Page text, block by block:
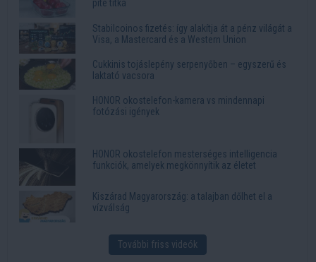
pite titka
Stabilcoinos fizetés: így alakítja át a pénz világát a
Visa, a Mastercard és a Western Union
Cukkinis tojáslepény serpenyőben – egyszerű és
laktató vacsora
HONOR okostelefon-kamera vs mindennapi
fotózási igények
HONOR okostelefon mesterséges intelligencia
funkciók, amelyek megkönnyítik az életet
Kiszárad Magyarország: a talajban dőlhet el a
vízválság
További friss videók